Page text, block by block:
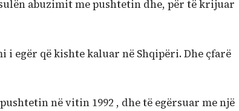
abuzimit me pushtetin dhe, për të krijuar
që kishte kaluar në Shqipëri. Dhe çfarë
në vitin 1992 , dhe të egërsuar me një